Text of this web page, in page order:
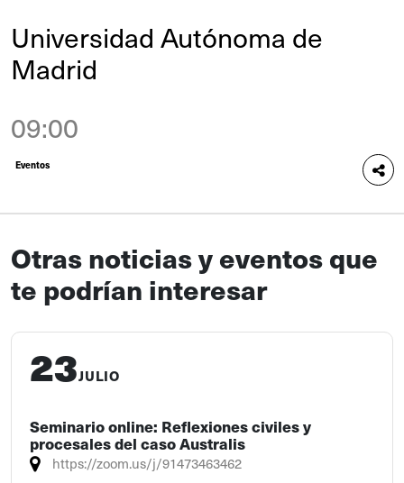
Universidad Autónoma de
Madrid
09:00
Eventos
Otras noticias y eventos que
te podrían interesar
23JULIO
Seminario online: Reflexiones civiles y
procesales del caso Australis
https://zoom.us/j/91473463462